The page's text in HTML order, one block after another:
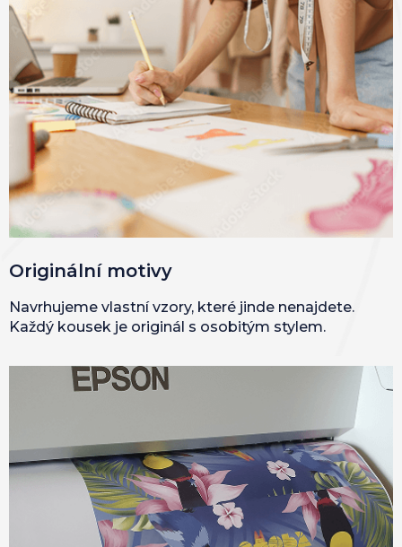
Originální motivy
Navrhujeme vlastní vzory, které jinde nenajdete.
Každý kousek je originál s osobitým stylem.